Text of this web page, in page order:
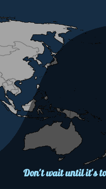
Don't wait until it's